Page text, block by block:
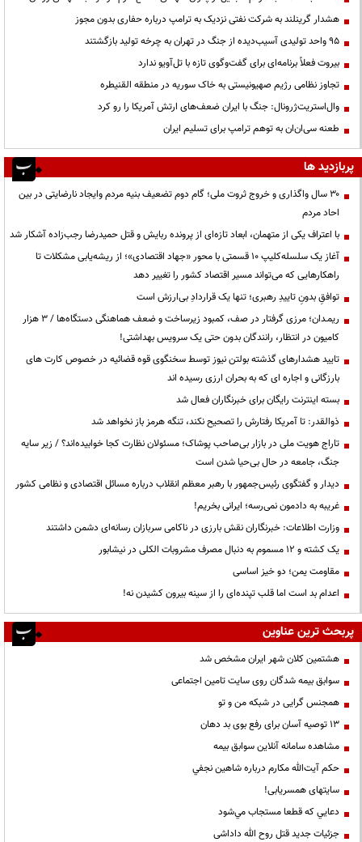
هشدار گرینلند به شرکت نفتی نزدیک به ترامپ درباره حفاری بدون مجوز
95 واحد تولیدی آسیب‌دیده از جنگ در تهران به چرخه تولید بازگشتند
بیروت فعلاً برنامه‌ای برای گفت‌وگوی تازه با تل‌آویو ندارد
تجاوز نظامی رژیم صهیونیستی به خاک سوریه در منطقه القنیطره
وال‌استریت‌ژرونال: جنگ با ایران ضعف‌های ارتش آمریکا را رو کرد
طعنه سی‌ان‌ان به توهم ترامپ برای تسلیم ایران
پربازدید ها
۳۰ سال واگذاری و خروج ثروت ملی؛ گام دوم تضعیف بنیه مردم وایجاد نارضایتی در بین
احاد مردم
با اعتراف یکی از متهمان، ابعاد تازه‌ای از پرونده ربایش و قتل حمیدرضا رجب‌زاده آشکار شد
آغاز یک سلسله‌کلیپ ۱۰ قسمتی با محور «جهاد اقتصادی»؛ از ریشه‌یابی مشکلات تا
راهکارهایی که می‌تواند مسیر اقتصاد کشور را تغییر دهد
توافقِ بدونِ تاییدِ رهبری؛ تنها یک قراردادِ بی‌ارزش است
ریمـدان؛ مرزی گرفتار در صف، کمبود زیرساخت و ضعف هماهنگی دستگاه‌ها / ۳ هزار
کامیون در انتظار، رانندگان بدون حتی یک سرویس بهداشتی!
تایید هشدارهای گذشته بولتن نیوز توسط سخنگوی قوه قضائیه در خصوص کارت های
بارزگانی و اجاره ای که به بحران ارزی رسیده اند
بسته اینترنت رایگان برای خبرنگاران فعال شد
ذوالقدر: تا آمریکا رفتارش را تصحیح نکند، تنگه هرمز باز نخواهد شد
تاراج هویت ملی در بازار بی‌صاحب پوشاک؛ مسئولان نظارت کجا خوابیده‌اند؟ / زیر سایه
جنگ، جامعه در حال بی‌حیا شدن است
دیدار و گفتگوی رئیس‌جمهور با رهبر معظم انقلاب درباره مسائل اقتصادی و نظامی کشور
غریبه به دادمون نمی‌رسه؛ ایرانی بخریم!
وزارت اطلاعات: خبرنگاران نقش بارزی در ناکامی سربازان رسانه‌ای دشمن داشتند
یک کشته و ۱۲ مسموم به دنبال مصرف مشروبات الکلی در نیشابور
مقاومت یمن؛ دو خیز اساسی
اعدام بد است اما قلب تپنده‌ای را از سینه بیرون کشیدن نه!
پربحث ترین عناوین
هشتمین کلان شهر ایران مشخص شد
سوابق بیمه شدگان روی سایت تامین اجتماعی
همجنس گرایی در شبکه من و تو
13 توصیه آسان برای رفع بوی بد دهان
مشاهده سامانه آنلاين سوابق بیمه
حكم آيت‌الله مكارم درباره شاهين نجفي
سایتهای همسریابی!
دعايي كه قطعا مستجاب مي‌شود
جزئیات جدید قتل روح الله داداشی